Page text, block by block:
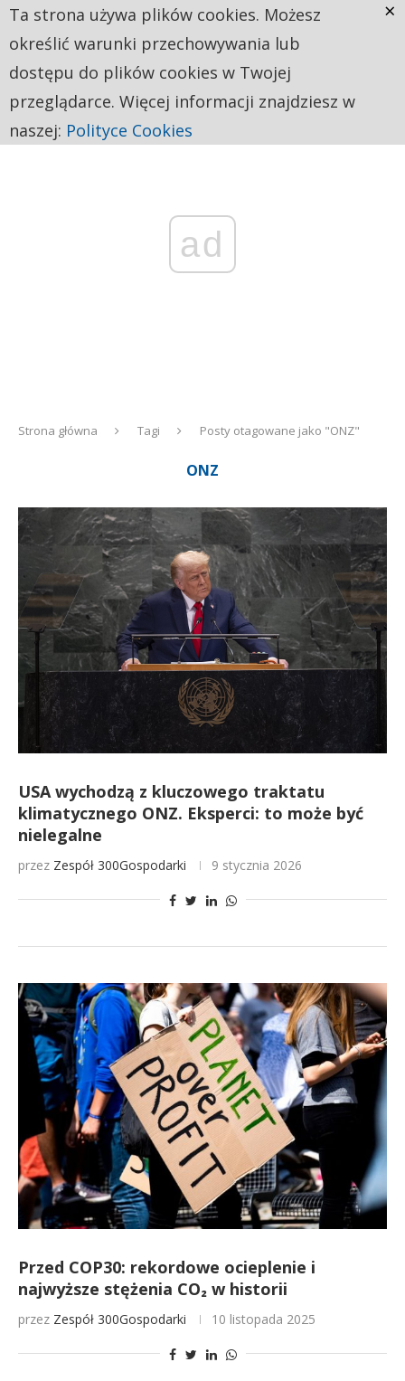
ad
Strona główna Tagi Posty otagowane jako "ONZ"
ONZ
USA wychodzą z kluczowego traktatu
klimatycznego ONZ. Eksperci: to może być
nielegalne
przez Zespół 300Gospodarki 9 stycznia 2026
Przed COP30: rekordowe ocieplenie i
najwyższe stężenia CO₂ w historii
przez Zespół 300Gospodarki 10 listopada 2025
Ta strona używa plików cookies. Możesz
określić warunki przechowywania lub
dostępu do plików cookies w Twojej
przeglądarce. Więcej informacji znajdziesz w
naszej: Polityce Cookies
×